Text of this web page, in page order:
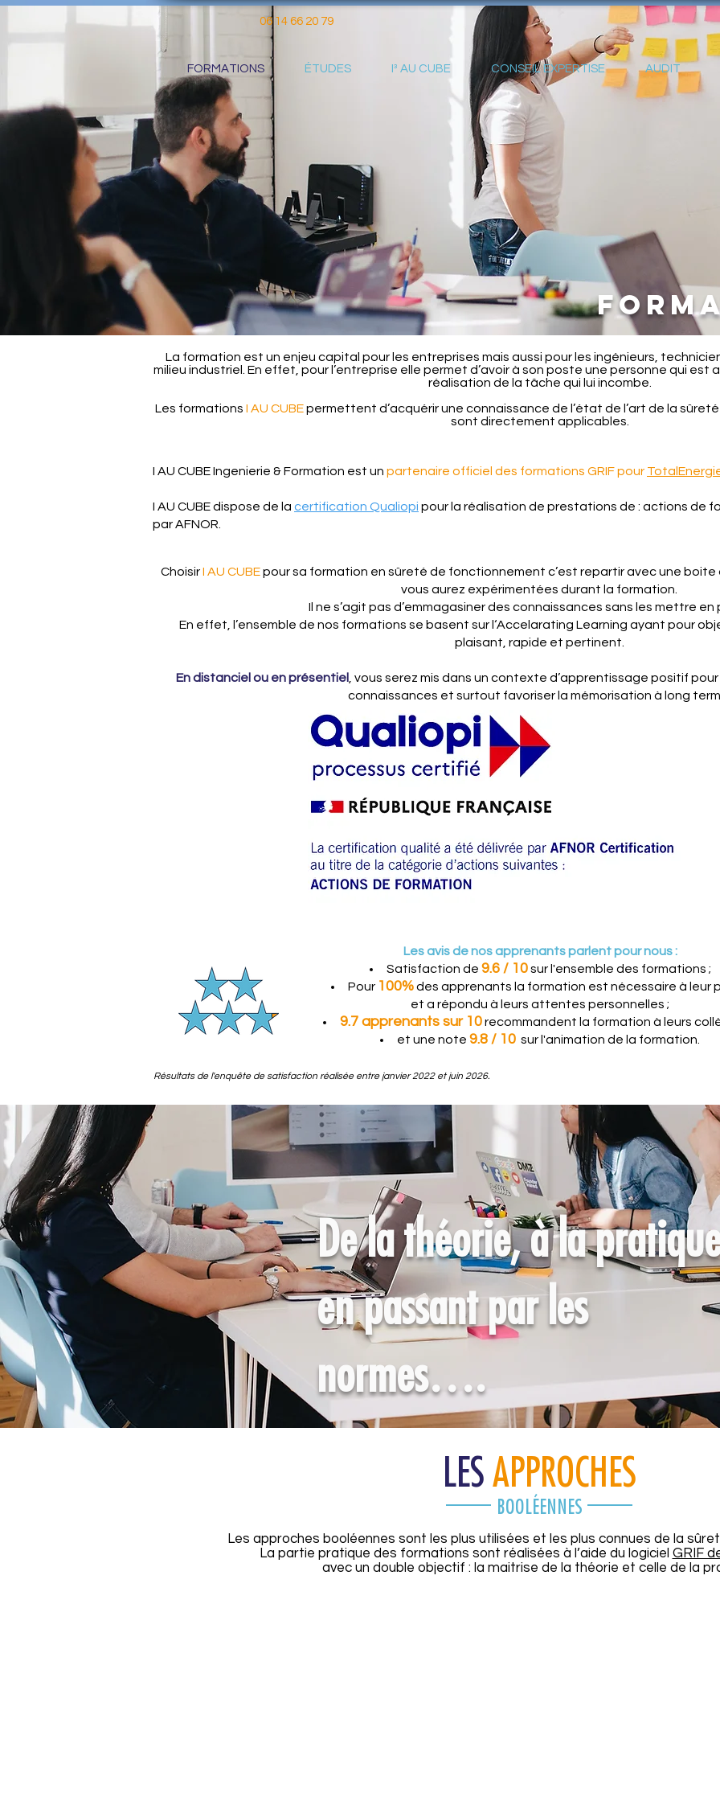
06 14 66 20 79
FORMATIONS ÉTUDES I³ AU CUBE CONSEIL EXPERTISE AUDIT
La formation est un enjeu capital pour les entreprises mais aussi pour les ingénieurs,
milieu industriel. En effet, pour l’entreprise elle permet d’avoir à son poste une personne qui
réalisation de la tâche qui lui incombe.
Les formations I AU CUBEpermettent d’acquérir une connaissance de l’état de l’art de la
sont directement applicables.
I AU CUBE Ingenierie & Formation est un partenaire officiel des formations GRIF pour
I AU CUBE dispose de la certification Qualiopi pour la réalisation de prestations de : actions de
par AFNOR.
ChoisirI AU CUBEpour sa formation en sûreté de fonctionnement c’est repartir avec une
vous aurez expérimentées durant la formation.
Il ne s’agit pas d’emmagasiner des connaissances sans les mettre en
En effet, l’ensemble de nos formations se basent sur l‘Accelarating Learning ayant pour
plaisant, rapide et pertinent.
En distanciel ou en présentiel
, vous serez mis dans un contexte d’apprentissage positif
connaissances et surtout favoriser la mémorisation à long
Les avis de nos apprenants parlent pour nous :​
Satisfaction de 9.6 / 10sur l'ensemble des formations ;
Pour 100%des apprenants la formation est nécessaire à leur
et a répondu à leurs attentes personnelles ;
9.7 apprenants sur 10recommandent la formation à leurs
et une note 9.8 / 10 sur l'animation de la formation.
Résultats de l'enquête de satisfaction réalisée entre janvier 2022 et juin 2026.
De la théorie, à la
en passant par les
normes….
LESAPPROCHES
BOOLÉENNES
Les approches booléennes sont les plus utilisées et les plus connues de la
La partie pratique des formations sont réalisées à l’aide du logiciel GRIF
avec un double objectif : la maitrise de la théorie et celle de la